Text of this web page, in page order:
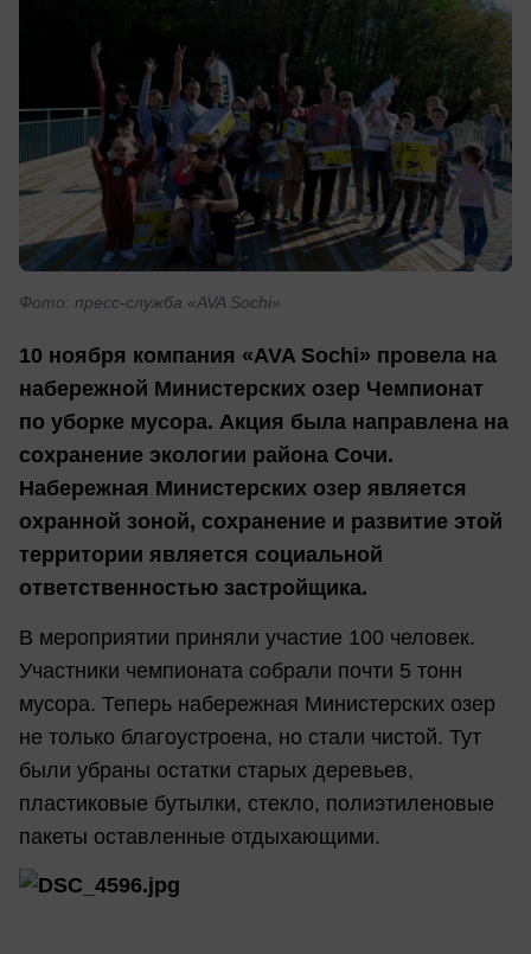
Фото: пресс-служба «AVA Sochi»
10 ноября компания «AVA Sochi» провела на
набережной Министерских озер Чемпионат
по уборке мусора. Акция была направлена на
сохранение экологии района Сочи.
Набережная Министерских озер является
охранной зоной, сохранение и развитие этой
территории является социальной
ответственностью застройщика.
В мероприятии приняли участие 100 человек.
Участники чемпионата собрали почти 5 тонн
мусора. Теперь набережная Министерских озер
не только благоустроена, но стали чистой. Тут
были убраны остатки старых деревьев,
пластиковые бутылки, стекло, полиэтиленовые
пакеты оставленные отдыхающими.